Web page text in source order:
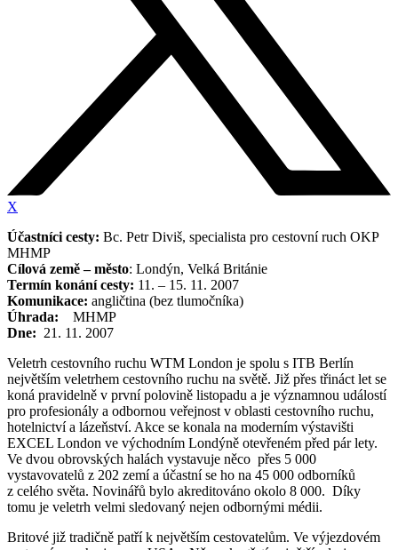
X
Účastníci cesty: Bc. Petr Diviš, specialista pro cestovní ruch OKP
MHMP
Cílová země – město: Londýn, Velká Británie
Termín konání cesty: 11. – 15. 11. 2007
Komunikace: angličtina (bez tlumočníka)
Úhrada:
MHMP
Dne: 21. 11. 2007
Veletrh cestovního ruchu WTM London je spolu s ITB Berlín
největším veletrhem cestovního ruchu na světě. Již přes třináct let se
koná pravidelně v první polovině listopadu a je významnou událostí
pro profesionály a odbornou veřejnost v oblasti cestovního ruchu,
hotelnictví a lázeňství. Akce se konala na moderním výstavišti
EXCEL London ve východním Londýně otevřeném před pár lety.
Ve dvou obrovských halách vystavuje něco přes 5 000
vystavovatelů z 202 zemí a účastní se ho na 45 000 odborníků
z celého světa. Novinářů bylo akreditováno okolo 8 000. Díky
tomu je veletrh velmi sledovaný nejen odbornými médii.
Britové již tradičně patří k největším cestovatelům. Ve výjezdovém